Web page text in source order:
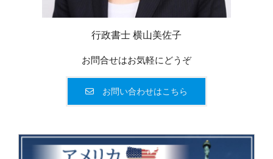
行政書士 横山美佐子
お問合せはお気軽にどうぞ
お問い合わせはこちら